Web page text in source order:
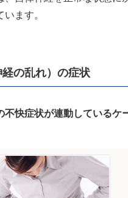
ます。
の乱れ）の症状
不快症状が連動しているケ